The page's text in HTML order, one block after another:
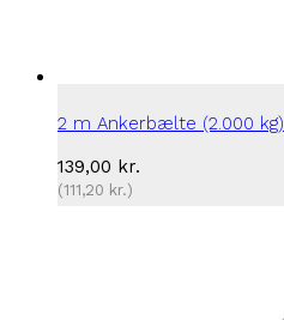
2 m Ankerbælte (2.000 kg)
139,00 kr.
(111,20 kr.)